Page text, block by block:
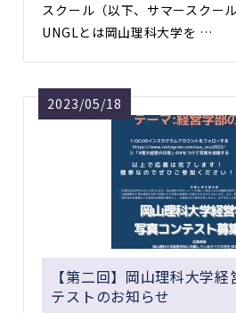
スクール（以下、サマースクー
UNGLとは岡山理科大学を …
2023/05/18
【第二回】岡山理科大学
テストのお知らせ